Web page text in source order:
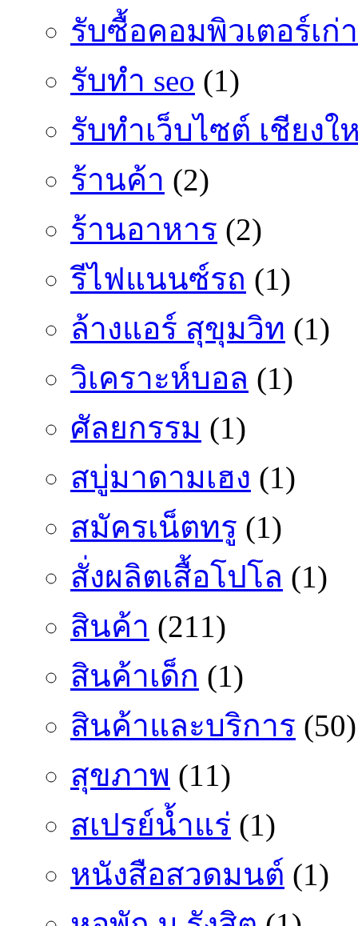
รับซื้อคอมพิวเตอร์เก่า
รับทำ seo (1)
รับทำเว็บไซต์ เชียงใ
ร้านค้า (2)
ร้านอาหาร (2)
รีไฟแนนซ์รถ (1)
ล้างแอร์ สุขุมวิท (1)
วิเคราะห์บอล (1)
ศัลยกรรม (1)
สบู่มาดามเฮง (1)
สมัครเน็ตทรู (1)
สั่งผลิตเสื้อโปโล (1)
สินค้า (211)
สินค้าเด็ก (1)
สินค้าและบริการ (50)
สุขภาพ (11)
สเปรย์น้ำแร่ (1)
หนังสือสวดมนต์ (1)